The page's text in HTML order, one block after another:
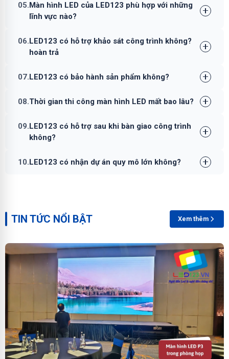
05.Màn hình LED của LED123 phù hợp với những
lĩnh vực nào?
06.LED123 có hỗ trợ khảo sát công trình không?
hoàn trả
07.LED123 có bảo hành sản phẩm không?
08.Thời gian thi công màn hình LED mất bao lâu?
09.LED123 có hỗ trợ sau khi bàn giao công trình
không?
10.LED123 có nhận dự án quy mô lớn không?
TIN TỨC NỔI BẬT Xem thêm